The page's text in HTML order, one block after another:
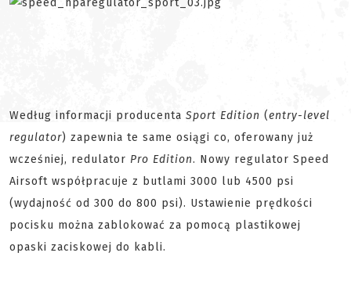
Według informacji producenta Sport Edition (entry-level
regulator) zapewnia te same osiągi co, oferowany już
wcześniej, redulator Pro Edition. Nowy regulator Speed
Airsoft współpracuje z butlami 3000 lub 4500 psi
(wydajność od 300 do 800 psi). Ustawienie prędkości
pocisku można zablokować za pomocą plastikowej
opaski zaciskowej do kabli.